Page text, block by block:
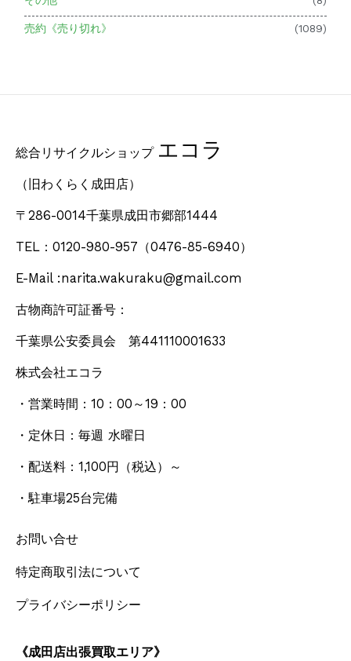
売約《売り切れ》 (1089)
総合リサイクルショップ エコラ
（旧わくらく成田店）
〒286-0014千葉県成田市郷部1444
TEL：0120-980-957 （0476-85-6940）
E-Mail :narita.wakuraku@gmail.com
古物商許可証番号：
千葉県公安委員会 第441110001633
株式会社エコラ
・営業時間：10：00～19：00
・定休日：毎週 水曜日
・配送料：1,100円 （税込） ～
・駐車場25台完備
お問い合せ
特定商取引法について
プライバシーポリシー
《成田店出張買取エリア》